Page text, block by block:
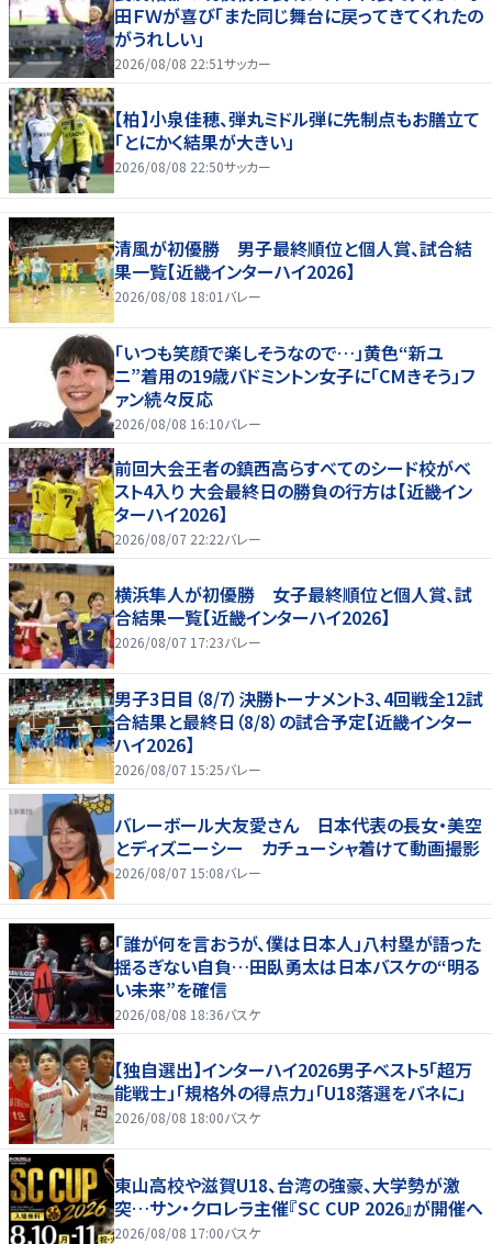
田ＦＷが喜び「また同じ舞台に戻ってきてくれたの
がうれしい」
2026/08/08 22:51サッカー
【柏】小泉佳穂、弾丸ミドル弾に先制点もお膳立て
「とにかく結果が大きい」
2026/08/08 22:50サッカー
清風が初優勝 男子最終順位と個人賞、試合結
果一覧【近畿インターハイ2026】
2026/08/08 18:01 バレー
「いつも笑顔で楽しそうなので…」黄色“新ユ
ニ”着用の19歳バドミントン女子に「CMきそう」フ
ァン続々反応
2026/08/08 16:10バレー
前回大会王者の鎮西高らすべてのシード校がベ
スト4入り 大会最終日の勝負の行方は【近畿イン
ターハイ2026】
2026/08/07 22:22バレー
横浜隼人が初優勝 女子最終順位と個人賞、試
合結果一覧【近畿インターハイ2026】
2026/08/07 17:23バレー
男子3日目（8/7）決勝トーナメント3、4回戦全12試
合結果と最終日（8/8）の試合予定【近畿インター
ハイ2026】
2026/08/07 15:25バレー
バレーボール大友愛さん 日本代表の長女・美空
とディズニーシー カチューシャ着けて動画撮影
2026/08/07 15:08バレー
「誰が何を言おうが、僕は日本人」八村塁が語った
揺るぎない自負…田臥勇太は日本バスケの“明る
い未来”を確信
2026/08/08 18:36バスケ
【独自選出】インターハイ2026男子ベスト5「超万
能戦士」「規格外の得点力」「U18落選をバネに」
2026/08/08 18:00バスケ
東山高校や滋賀U18、台湾の強豪、大学勢が激
突…サン・クロレラ主催『SC CUP 2026』が開催へ
2026/08/08 17:00バスケ